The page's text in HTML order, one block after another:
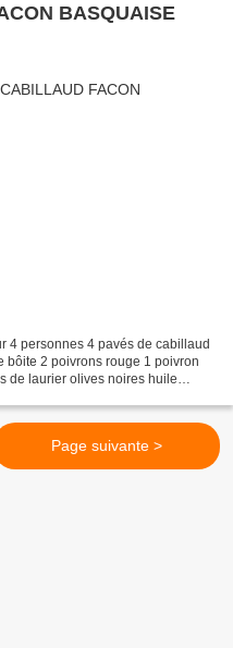
BASQUAISE
4 personnes 4 pavés de cabillaud
bôite 2 poivrons rouge 1 poivron
de laurier olives noires huile
Page suivante >